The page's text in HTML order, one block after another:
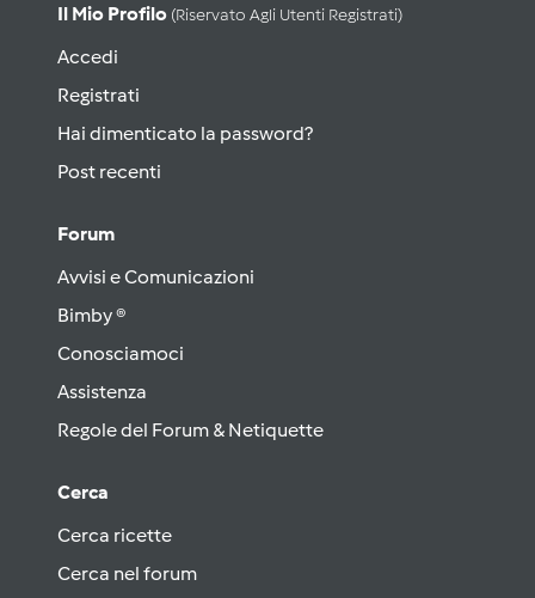
Il Mio Profilo (riservato Agli Utenti Registrati)
Accedi
Registrati
Hai dimenticato la password?
Post recenti
Forum
Avvisi e Comunicazioni
Bimby ®
Conosciamoci
Assistenza
Regole del Forum & Netiquette
Cerca
Cerca ricette
Cerca nel forum